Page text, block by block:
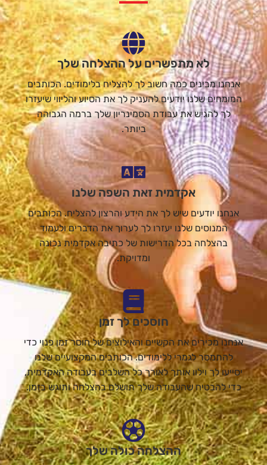
לא מתפשרים על ההצלחה שלך
אנחנו מבינים כמה חשוב לך להצליח בלימודים. הכותבים
המומחים שלנו יודעים להעניק לך את הסיוע והליווי שיעזרו
לך להגיש את עבודת הסמינריון שלך ברמה הגבוהה
ביותר.
אקדמית זאת השפה שלנו
אנחנו יודעים שיש לך את הידע והרצון להצליח. הכותבים
המנוסים שלנו יעזרו לך לערוך את הדברים ולעמוד
בהצלחה בכל הדרישות של כתיבה אקדמית נכונה
ומדויקת.
חוסכים לך זמן
אנחנו מכירים את הקשיים והאילוצים של חוסר זמן פנוי כדי
להתמסר לגמרי ללימודים. הכותבים המקצועיים שלנו
יסייעו לך וילוו אותך לאורך כל השלבים בעבודה האקדמית,
כדי להבטיח שהעבודה שלך תושלם בהצלחה ותוגש בזמן.
ההצלחה כולה שלך